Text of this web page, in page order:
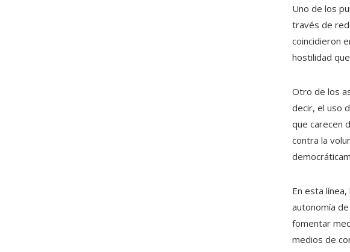
Uno de los
través de
coincidieron
hostilidad
Otro de los
decir, el uso
que carecen
contra la
En esta
autonomía
fomentar
medios de